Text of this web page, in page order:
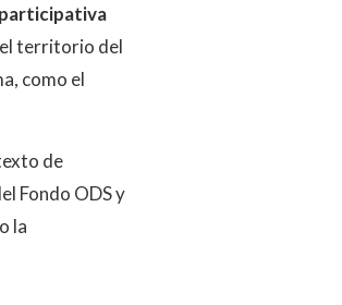
territorio del
como el
de
Fondo ODS y
la